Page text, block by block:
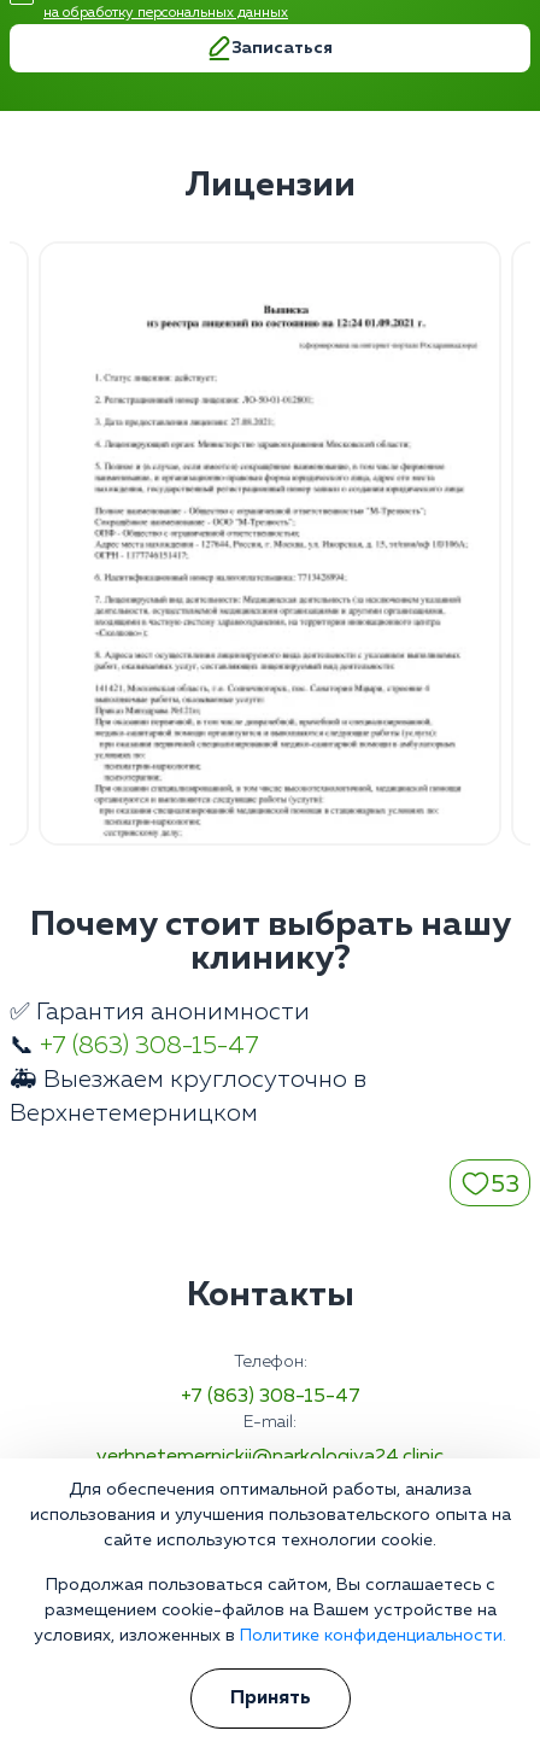
на обработку персональных данных
Записаться
Лицензии
Почему стоит выбрать нашу
клинику?
✅ Гарантия анонимности
📞 +7 (863) 308-15-47
🚑 Выезжаем круглосуточно в
Верхнетемерницком
53
Контакты
Телефон:
+7 (863) 308-15-47
E-mail:
verhnetemernickij@narkologiya24.clinic
Адрес:
Россия, Ростовская область, Аксайский район,
поселок Верхнетемерницкий, улица Венеры, 24к4
Для обеспечения оптимальной работы, анализа
использования и улучшения пользовательского опыта на
сайте используются технологии cookie.
Продолжая пользоваться сайтом, Вы соглашаетесь с
размещением cookie-файлов на Вашем устройстве на
условиях, изложенных в
Политике конфиденциальности.
Принять